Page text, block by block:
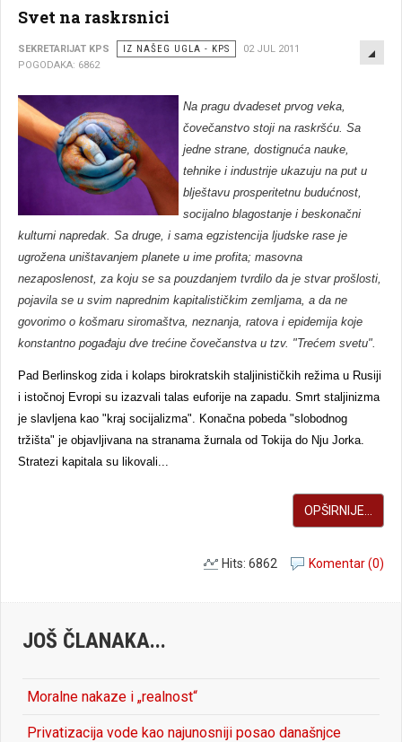
Svet na raskrsnici
SEKRETARIJAT KPS IZ NAŠEG UGLA - KPS
02 JUL 2011
POGODAKA: 6862
Na pragu dvadeset prvog veka,
čovečanstvo stoji na raskršću. Sa
jedne strane, dostignuća nauke,
tehnike i industrije ukazuju na put u
blještavu prosperitetnu budućnost,
socijalno blagostanje i beskonačni
kulturni napredak. Sa druge, i sama egzistencija ljudske rase je
ugrožena uništavanjem planete u ime profita; masovna
nezaposlenost, za koju se sa pouzdanjem tvrdilo da je stvar prošlosti,
pojavila se u svim naprednim kapitalističkim zemljama, a da ne
govorimo o košmaru siromaštva, neznanja, ratova i epidemija koje
konstantno pogađaju dve trećine čovečanstva u tzv. "Trećem svetu".
Pad Berlinskog zida i kolaps birokratskih staljinističkih režima u Rusiji
i istočnoj Evropi su izazvali talas euforije na zapadu. Smrt staljinizma
je slavljena kao "kraj socijalizma". Konačna pobeda "slobodnog
tržišta" je objavljivana na stranama žurnala od Tokija do Nju Jorka.
Stratezi kapitala su likovali...
OPŠIRNIJE...
Komentar (0)
Hits: 6862
JOŠ ČLANAKA...
Moralne nakaze i „realnost“
Privatizacija vode kao najunosniji posao današnjce